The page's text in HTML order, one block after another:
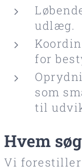
udlæg.
for
som
til
Hvem
Vi forestiller